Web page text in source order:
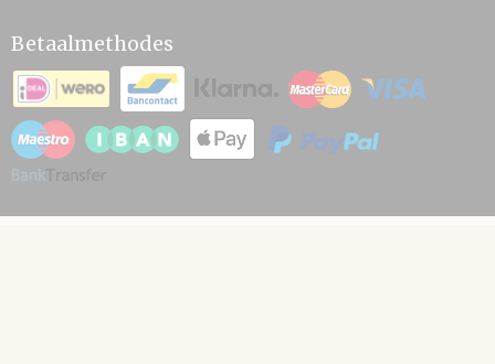
Betaalmethodes